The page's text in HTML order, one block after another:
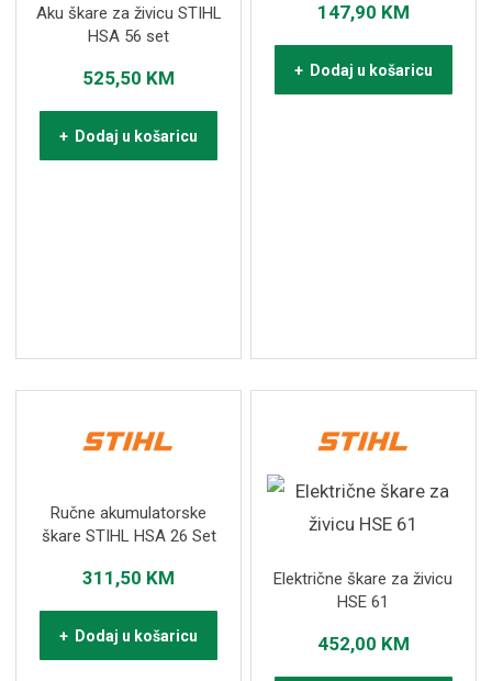
Aku škare za živicu STIHL
HSA 56 set
525,50 KM
+ Dodaj u košaricu
147,90 KM
+ Dodaj u košaricu
Ručne akumulatorske
škare STIHL HSA 26 Set
311,50 KM
+ Dodaj u košaricu
Električne škare za živicu
HSE 61
452,00 KM